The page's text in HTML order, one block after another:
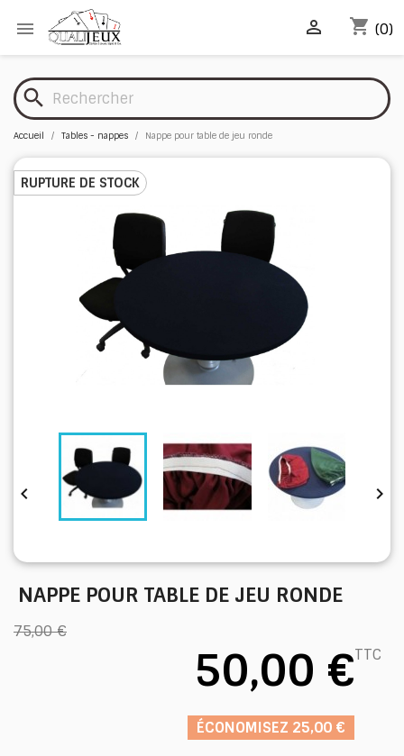
 shopping_cart (0)

search
Accueil Tables - nappes Nappe pour table de jeu ronde
RUPTURE DE STOCK
 
NAPPE POUR TABLE DE JEU RONDE
75,00 €
50,00 €
ÉCONOMISEZ 25,00 €
TTC